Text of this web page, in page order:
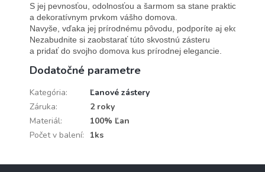
S jej pevnosťou, odolnosťou a šarmom sa stane praktickým
a dekoratívnym prvkom vášho domova.
Navyše, vďaka jej prírodnému pôvodu, podporíte aj
Nezabudnite si zaobstarať túto skvostnú zásteru
a pridať do svojho domova kus prírodnej elegancie.
Dodatočné parametre
Kategória:
Ľanové zástery
Záruka:
2 roky
Materiál:
100% Ľan
Počet v balení: 1ks